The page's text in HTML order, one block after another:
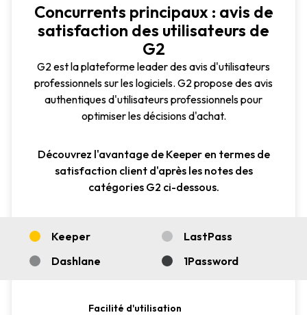
Concurrents principaux : avis de
satisfaction des utilisateurs de
G2
G2 est la plateforme leader des avis d'utilisateurs
professionnels sur les logiciels. G2 propose des avis
authentiques d'utilisateurs professionnels pour
optimiser les décisions d'achat.
Découvrez l'avantage de Keeper en termes de
satisfaction client d'après les notes des
catégories G2 ci-dessous.
Keeper
LastPass
Dashlane
1Password
Facilité d'utilisation